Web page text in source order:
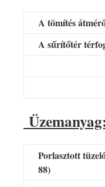
A tömítés
A sűrítőtér
–
–
Porlasztott
88)